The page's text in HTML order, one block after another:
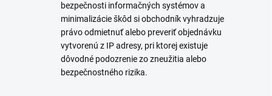
bezpečnosti informačných systémov a
minimalizácie škôd si obchodník vyhradzuje
právo odmietnuť alebo preveriť objednávku
vytvorenú z IP adresy, pri ktorej existuje
dôvodné podozrenie zo zneužitia alebo
bezpečnostného rizika.